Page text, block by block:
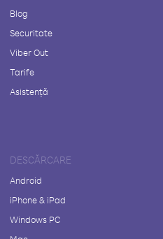
Blog
Securitate
Viber Out
Tarife
Asistență
DESCĂRCARE
Android
iPhone & iPad
Windows PC